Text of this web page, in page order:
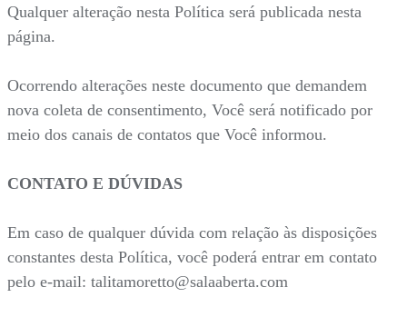
Qualquer alteração nesta Política será publicada nesta
página.
Ocorrendo alterações neste documento que demandem
nova coleta de consentimento, Você será notificado por
meio dos canais de contatos que Você informou.
CONTATO E DÚVIDAS
Em caso de qualquer dúvida com relação às disposições
constantes desta Política, você poderá entrar em contato
pelo e-mail: talitamoretto@salaaberta.com